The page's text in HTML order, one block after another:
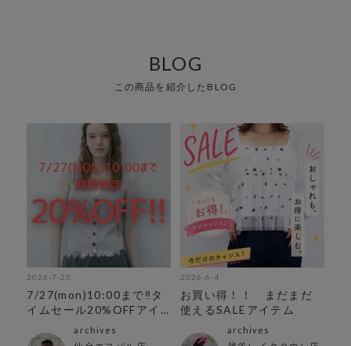
BLOG
この商品を紹介したBLOG
2026-7-25
7/27(mon)10:00まで‼︎タ
イムセール20%OFFアイ
archives
2026-6-4
お買い得！！ まだまだ
使えるSALEアイテム
archives